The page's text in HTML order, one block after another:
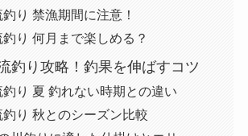
り 禁漁期間に注意！
り 何月まで楽しめる？
釣り攻略！釣果を伸ばすコツ
釣り 夏 釣れない時期との違い
釣り 秋とのシーズン比較